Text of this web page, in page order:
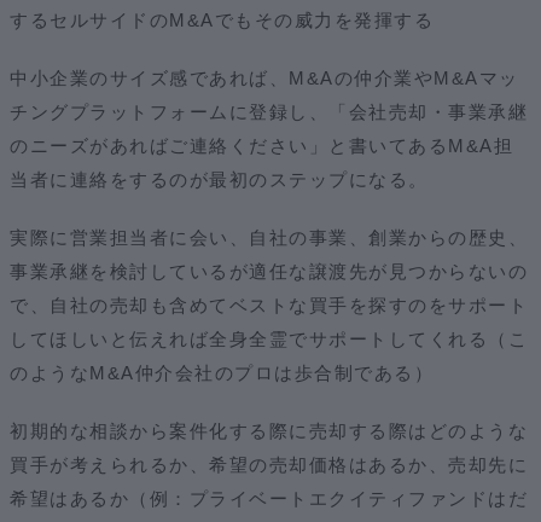
するセルサイドのM&Aでもその威力を発揮する
中小企業のサイズ感であれば、M&Aの仲介業やM&Aマッ
チングプラットフォームに登録し、「会社売却・事業承継
のニーズがあればご連絡ください」と書いてあるM&A担
当者に連絡をするのが最初のステップになる。
実際に営業担当者に会い、自社の事業、創業からの歴史、
事業承継を検討しているが適任な譲渡先が見つからないの
で、自社の売却も含めてベストな買手を探すのをサポート
してほしいと伝えれば全身全霊でサポートしてくれる（こ
のようなM&A仲介会社のプロは歩合制である）
初期的な相談から案件化する際に売却する際はどのような
買手が考えられるか、希望の売却価格はあるか、売却先に
希望はあるか（例：プライベートエクイティファンドはだ